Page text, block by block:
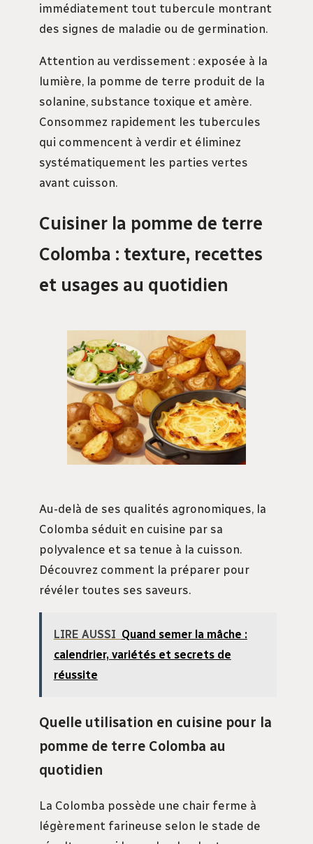
immédiatement tout tubercule montrant
des signes de maladie ou de germination.
Attention au verdissement : exposée à la
lumière, la pomme de terre produit de la
solanine, substance toxique et amère.
Consommez rapidement les tubercules
qui commencent à verdir et éliminez
systématiquement les parties vertes
avant cuisson.
Cuisiner la pomme de terre
Colomba : texture, recettes
et usages au quotidien
Au-delà de ses qualités agronomiques, la
Colomba séduit en cuisine par sa
polyvalence et sa tenue à la cuisson.
Découvrez comment la préparer pour
révéler toutes ses saveurs.
LIRE AUSSI Quand semer la mâche :
calendrier, variétés et secrets de
réussite
Quelle utilisation en cuisine pour la
pomme de terre Colomba au
quotidien
La Colomba possède une chair ferme à
légèrement farineuse selon le stade de